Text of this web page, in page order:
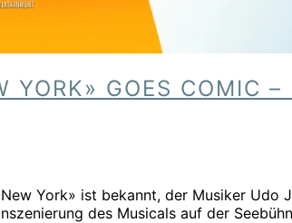
GOES COMIC
York» ist bekannt, der Musiker Udo
des Musicals auf der